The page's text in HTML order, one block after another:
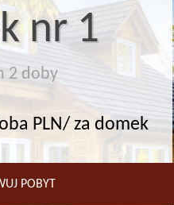
nr 1
2 doby
PLN/ za domek
POBYT